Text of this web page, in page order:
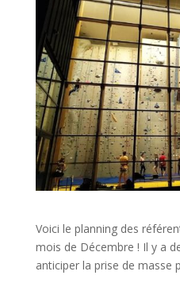
Voici le planning des
mois de Décembre ! Il y a
anticiper la prise de masse